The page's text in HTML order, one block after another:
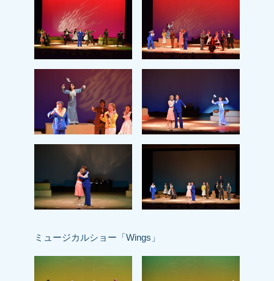
ミュージカルショー「Wings」